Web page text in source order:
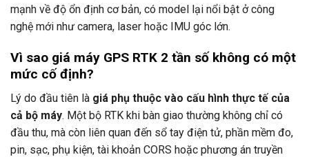
mạnh về độ ổn định cơ bản, có model lại nổi bật ở công
nghệ mới như camera, laser hoặc IMU góc lớn.
Vì sao giá máy GPS RTK 2 tần số không có một
mức cố định?
Lý do đầu tiên là giá phụ thuộc vào cấu hình thực tế của
cả bộ máy. Một bộ RTK khi bàn giao thường không chỉ có
đầu thu, mà còn liên quan đến sổ tay điện tử, phần mềm đo,
pin, sạc, phụ kiện, tài khoản CORS hoặc phương án truyền